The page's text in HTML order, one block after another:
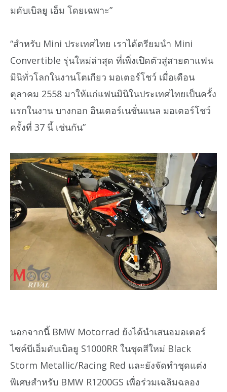
มดับเบิลยู เอ็ม โดยเฉพาะ”
“สำหรับ Mini ประเทศไทย เราได้ตรียมนำ Mini
Convertible รุ่นใหม่ล่าสุด ที่เพิ่งเปิดตัวสู่สายตาแฟน
มินิทั่วโลกในงานโตเกียว มอเตอร์โชว์ เมื่อเดือน
ตุลาคม 2558 มาให้แก่แฟนมินิในประเทศไทยเป็นครั้ง
แรกในงาน บางกอก อินเตอร์เนชั่นแนล มอเตอร์โชว์
ครั้งที่ 37 นี้ เช่นกัน”
นอกจากนี้ BMW Motorrad ย้งได้นำเสนอมอเตอร์
ไซค์บีเอ็มดับเบิลยู S1000RR ในชุดสีใหม่ Black
Storm Metallic/Racing Red และยังจัดทำชุดแต่ง
พิเศษสำหรับ BMW R1200GS เพื่อร่วมเฉลิมฉลอง